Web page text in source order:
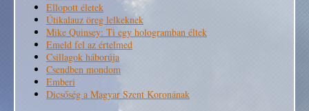
Ellopott életek
Útikalauz öreg lelkeknek
Mike Quinsey: Ti egy hologramban éltek
Emeld fel az értelmed
Csillagok háborúja
Csendben mondom
Emberi
Dicsőség a Magyar Szent Koronának